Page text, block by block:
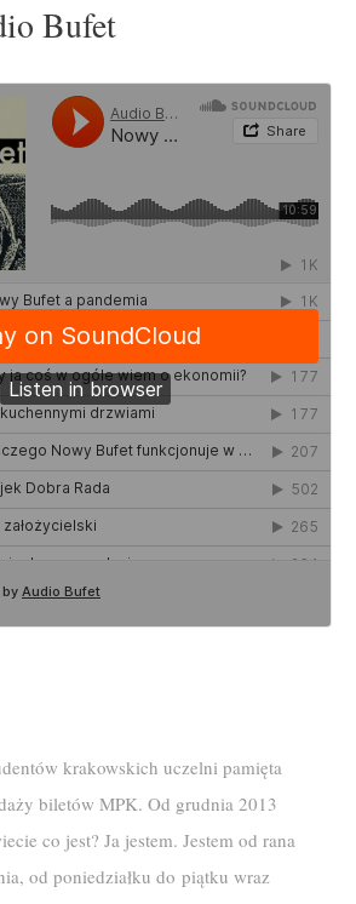
Bufet
krakowskich uczelni pamięta
biletów MPK. Od grudnia 2013
co jest? Ja jestem. Jestem od rana
od poniedziałku do piątku wraz